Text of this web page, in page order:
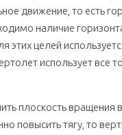
движение, то есть
наличие
этих целей
использует все
плоскость вращения
повысить тягу, то